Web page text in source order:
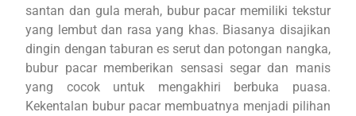
santan dan gula merah, bubur pacar memiliki tekstur
yang lembut dan rasa yang khas. Biasanya disajikan
dingin dengan taburan es serut dan potongan nangka,
bubur pacar memberikan sensasi segar dan manis
yang cocok untuk mengakhiri berbuka puasa.
Kekentalan bubur pacar membuatnya menjadi pilihan